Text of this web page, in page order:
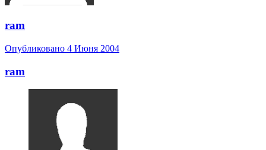
ram
Опубликовано 4 Июня 2004
ram